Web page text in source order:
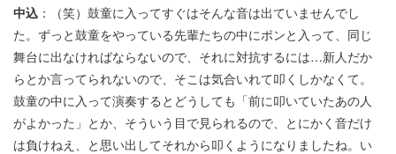
中込 ：（笑）鼓童に入ってすぐはそんな音は出ていませんでし
た。ずっと鼓童をやっている先輩たちの中にポンと入って、同じ
舞台に出なければならないので、それに対抗するには…新人だか
らとか言ってられないので、そこは気合いれて叩くしかなくて。
鼓童の中に入って演奏するとどうしても「前に叩いていたあの人
がよかった」とか、そういう目で見られるので、とにかく音だけ
は負けねえ、と思い出してそれから叩くようになりましたね。い